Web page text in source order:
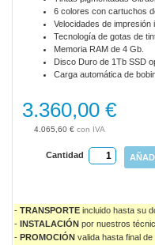
6 colores con cartuchos
Velocidades de impresión
Tecnología de gotas de
Memoria RAM de 4 Gb.
Disco Duro de 1Tb SSD
Carga automática de
4.065,60 €
3.360,00 €
Cantidad
- TRANSPORTE incluido hasta su
-
INSTALACIÓN por nuestros
- PROMOCIÓN valida hasta final de